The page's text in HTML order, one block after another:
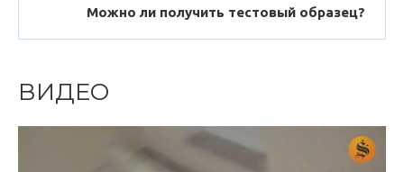
Можно ли получить тестовый образец?
ВИДЕО